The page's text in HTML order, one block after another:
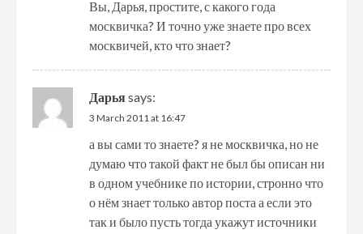
Вы, Дарья, простите, с какого года
москвичка? И точно уже знаете про всех
москвичей, кто что знает?
Дарьяsays:
3 March 2011 at 16:47
а вы сами то знаете? я не москвичка, но не
думаю что такой факт не был бы описан ни
в одном учебнике по истории, стронно что
о нём знает только автор поста а если это
так и было пусть тогда укажут источники